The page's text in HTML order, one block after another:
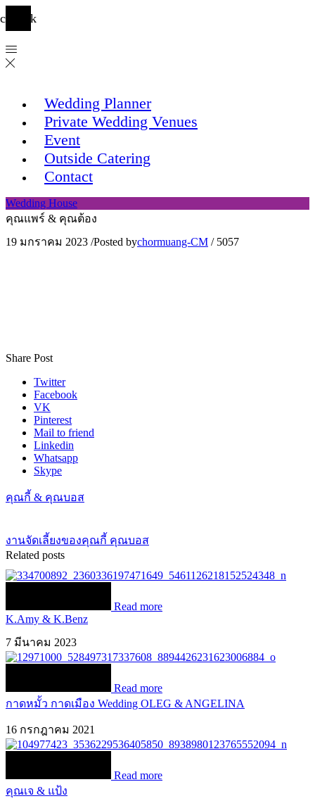
Wedding Planner
Private Wedding Venues
Event
Outside Catering
Contact
Wedding House
คุณแพร์ & คุณต้อง
19 มกราคม 2023 /Posted bychormuang-CM / 5057
Share Post
Twitter
Facebook
VK
Pinterest
Mail to friend
Linkedin
Whatsapp
Skype
คุณกี้ & คุณบอส
งานจัดเลี้ยงของคุณกี้ คุณบอส
Related posts
Read more
K.Amy & K.Benz
7 มีนาคม 2023
Read more
กาดหมั้ว กาดเมือง Wedding OLEG & ANGELINA
16 กรกฎาคม 2021
Read more
คุณเจ & แป้ง